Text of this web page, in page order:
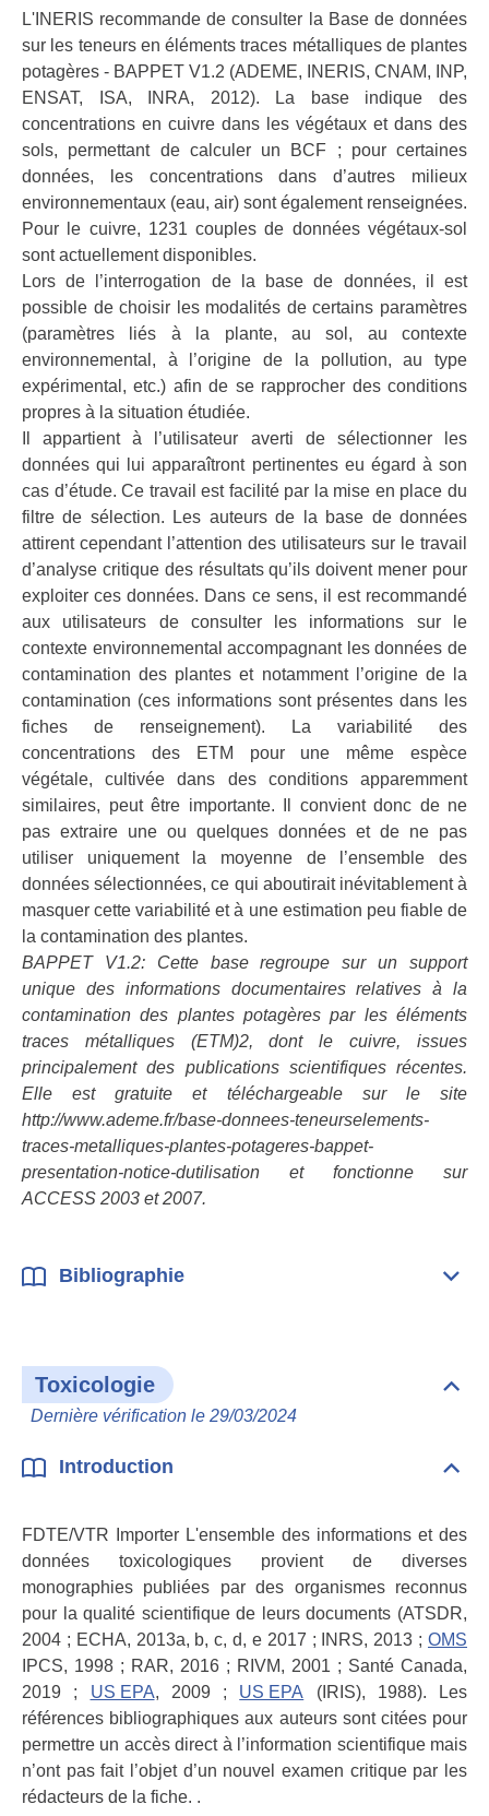
L'INERIS recommande de consulter la Base de données
sur les teneurs en éléments traces métalliques de plantes
potagères - BAPPET V1.2 (ADEME, INERIS, CNAM, INP,
ENSAT, ISA, INRA, 2012). La base indique des
concentrations en cuivre dans les végétaux et dans des
sols, permettant de calculer un BCF ; pour certaines
données, les concentrations dans d’autres milieux
environnementaux (eau, air) sont également renseignées.
Pour le cuivre, 1231 couples de données végétaux-sol
sont actuellement disponibles.
Lors de l’interrogation de la base de données, il est
possible de choisir les modalités de certains paramètres
(paramètres liés à la plante, au sol, au contexte
environnemental, à l’origine de la pollution, au type
expérimental, etc.) afin de se rapprocher des conditions
propres à la situation étudiée.
Il appartient à l’utilisateur averti de sélectionner les
données qui lui apparaîtront pertinentes eu égard à son
cas d’étude. Ce travail est facilité par la mise en place du
filtre de sélection. Les auteurs de la base de données
attirent cependant l’attention des utilisateurs sur le travail
d’analyse critique des résultats qu’ils doivent mener pour
exploiter ces données. Dans ce sens, il est recommandé
aux utilisateurs de consulter les informations sur le
contexte environnemental accompagnant les données de
contamination des plantes et notamment l’origine de la
contamination (ces informations sont présentes dans les
fiches de renseignement). La variabilité des
concentrations des ETM pour une même espèce
végétale, cultivée dans des conditions apparemment
similaires, peut être importante. Il convient donc de ne
pas extraire une ou quelques données et de ne pas
utiliser uniquement la moyenne de l’ensemble des
données sélectionnées, ce qui aboutirait inévitablement à
masquer cette variabilité et à une estimation peu fiable de
la contamination des plantes.
BAPPET V1.2: Cette base regroupe sur un support
unique des informations documentaires relatives à la
contamination des plantes potagères par les éléments
traces métalliques (ETM)2, dont le cuivre, issues
principalement des publications scientifiques récentes.
Elle est gratuite et téléchargeable sur le site
http://www.ademe.fr/base-donnees-teneurselements-
traces-metalliques-plantes-potageres-bappet-
presentation-notice-dutilisation et fonctionne sur
ACCESS 2003 et 2007.
Bibliographie
Toxicologie
Dernière vérification le 29/03/2024
Introduction
FDTE/VTR Importer L'ensemble des informations et des
données toxicologiques provient de diverses
monographies publiées par des organismes reconnus
pour la qualité scientifique de leurs documents (ATSDR,
2004 ; ECHA, 2013a, b, c, d, e 2017 ; INRS, 2013 ; OMS
IPCS, 1998 ; RAR, 2016 ; RIVM, 2001 ; Santé Canada,
2019 ; US EPA, 2009 ; US EPA (IRIS), 1988). Les
références bibliographiques aux auteurs sont citées pour
permettre un accès direct à l’information scientifique mais
n’ont pas fait l’objet d’un nouvel examen critique par les
rédacteurs de la fiche. .